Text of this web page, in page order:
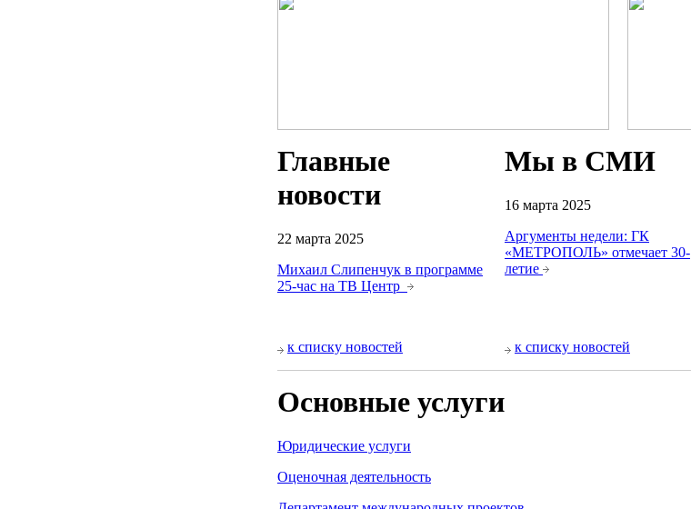
Главные
новости
22 марта 2025
Михаил Слипенчук в программе
25-час на ТВ Центр
Мы в СМИ
16 марта 2025
Аргументы недели: ГК
«МЕТРОПОЛЬ» отмечает 30-
летие
к списку новостей
к списку новостей
Основные услуги
Юридические услуги
Оценочная деятельность